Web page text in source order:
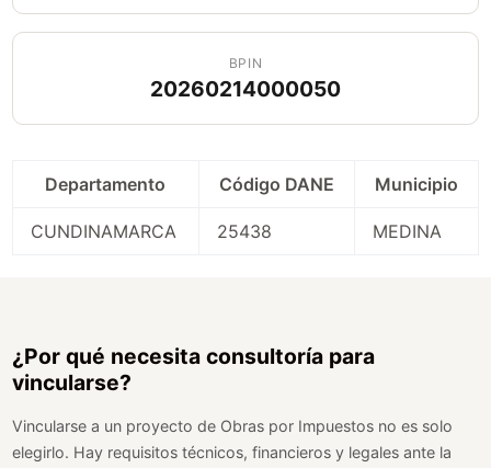
BPIN
20260214000050
Departamento Código DANE Municipio
CUNDINAMARCA 25438 MEDINA
¿Por qué necesita consultoría para
vincularse?
Vincularse a un proyecto de Obras por Impuestos no es solo
elegirlo. Hay requisitos técnicos, financieros y legales ante la